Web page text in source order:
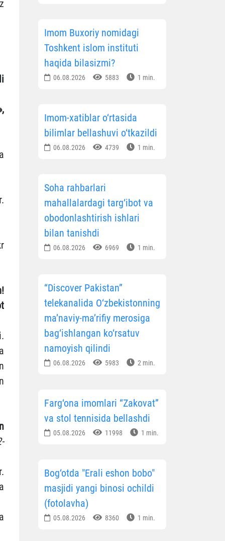
Imom Buxoriy nomidagi
Toshkent islom instituti
haqida bilasizmi?
06.08.2026 5883 1 min.
Imom-xatiblar o‘rtasida
bilimlar bellashuvi o‘tkazildi
06.08.2026 4739 1 min.
Soha rahbarlari
mahallalardagi targ‘ibot va
obodonlashtirish ishlari
bilan tanishdi
06.08.2026 6969 1 min.
“Discover Pakistan”
telekanalida O‘zbekistonning
ma’naviy-ma’rifiy merosiga
bag‘ishlangan ko‘rsatuv
namoyish qilindi
06.08.2026 5983 2 min.
Farg‘ona imomlari “Zakovat”
va stol tennisida bellashdi
05.08.2026 11998 1 min.
Bog‘otda "Erali eshon bobo"
masjidi yangi binosi ochildi
(fotolavha)
05.08.2026 8360 1 min.